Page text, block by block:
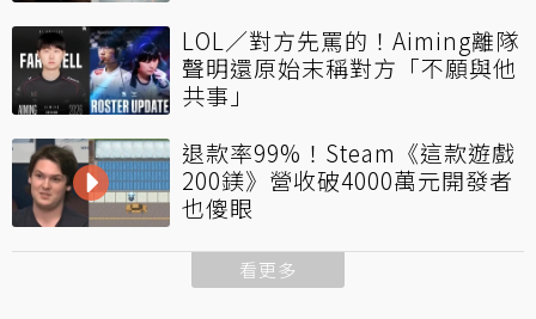
LOL／對方先罵的！Aiming離隊
聲明還原始末稱對方「不願與他
共事」
退款率99%！Steam《這款遊戲
200鎂》營收破4000萬元開發者
也傻眼
看更多